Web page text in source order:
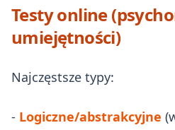
Testy online
umiejętności)
Najczęstsze typy:
- Logiczne/abstrakcyjne